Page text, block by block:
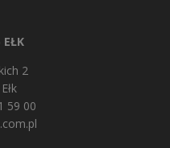
EŁK
2
59 00